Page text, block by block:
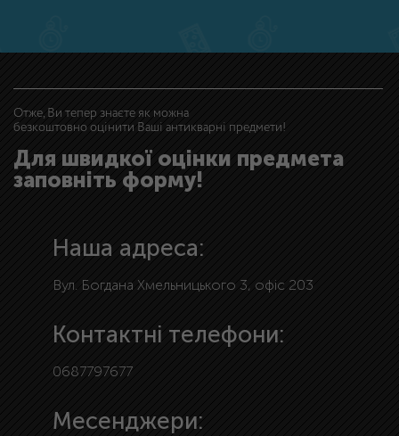
Отже, Ви тепер знаєте як можна
безкоштовно оцінити Ваші антикварні предмети!
Для швидкої оцінки предмета
заповніть форму!
Наша адреса:
Вул. Богдана Хмельницького 3, офіс 203
Контактні телефони:
0687797677
Месенджери: